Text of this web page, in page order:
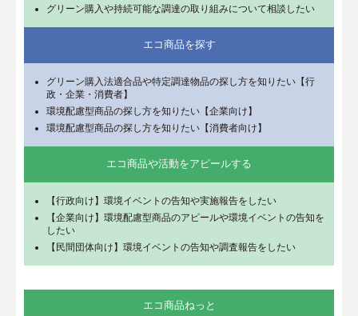
グリーン購入や持続可能な調達の取り組みについて相談したい
エコ商品を探す
グリーン購入法適合品や特定調達物品の探し方を知りたい【行
政・企業・消費者】
環境配慮型商品の探し方を知りたい【企業向け】
環境配慮型商品の探し方を知りたい【消費者向け】
エコ商品や活動をアピールする
【行政向け】環境イベントの告知や実施報告をしたい
【企業向け】環境配慮型商品のアピールや環境イベントの告知を
したい
【民間団体向け】環境イベントの告知や調査報告をしたい
エコ商品ねっと